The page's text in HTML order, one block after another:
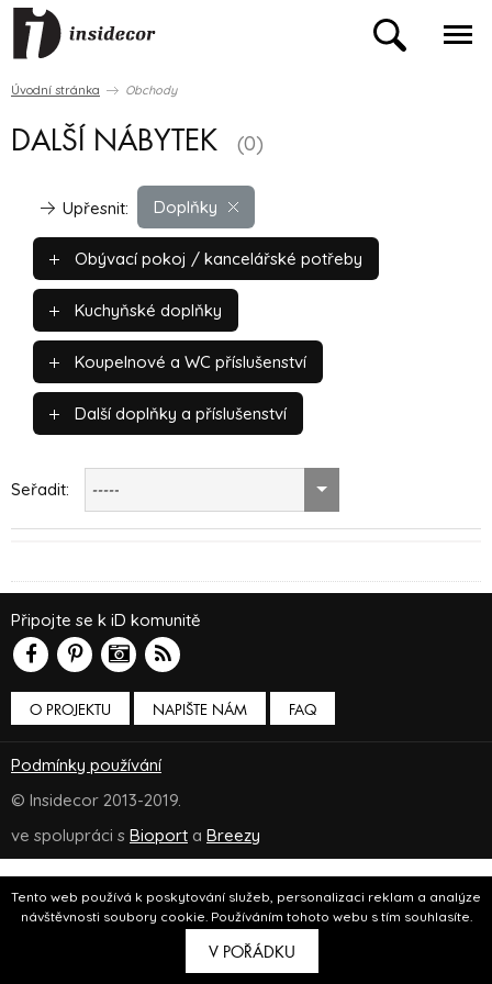
Tento web používá k poskytování služeb, personalizaci reklam a analýze
návštěvnosti soubory cookie. Používáním tohoto webu s tím souhlasíte.
V POŘÁDKU
Úvodní stránka Obchody
DALŠÍ NÁBYTEK (0)
Doplňky
Upřesnit:
Obývací pokoj / kancelářské potřeby
Kuchyňské doplňky
Koupelnové a WC příslušenství
Další doplňky a příslušenství
Seřadit: -----
O PROJEKTU NAPIŠTE NÁM
Připojte se k iD komunitě
FAQ
Podmínky používání
© Insidecor 2013-2019.
ve spolupráci s Bioport a Breezy